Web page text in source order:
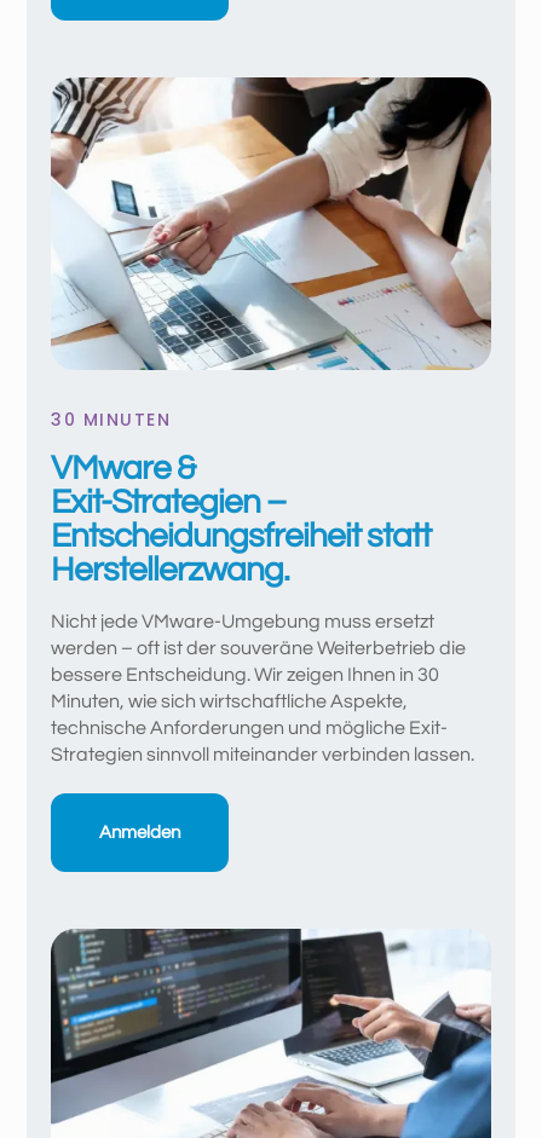
30 MINUTEN
VMware &
Exit-Strategien –
Entscheidungsfreiheit statt
Herstellerzwang.
Nicht jede VMware-Umgebung muss ersetzt
werden – oft ist der souveräne Weiterbetrieb die
bessere Entscheidung. Wir zeigen Ihnen in 30
Minuten, wie sich wirtschaftliche Aspekte,
technische Anforderungen und mögliche Exit-
Strategien sinnvoll miteinander verbinden lassen.
Anmelden